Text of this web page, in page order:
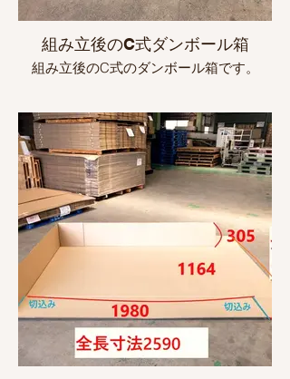
組み立後のC式ダンボール箱
組み立後のC式のダンボール箱です。